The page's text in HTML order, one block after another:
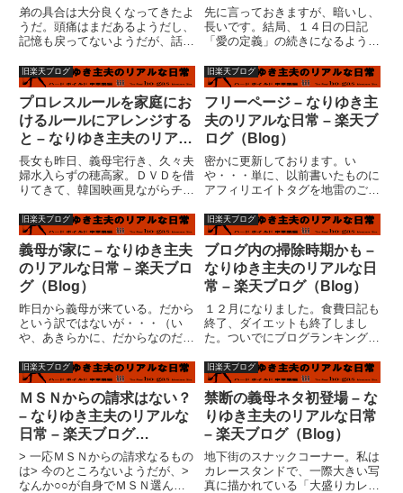
弟の具合は大分良くなってきたよ
うだ。頭痛はまだあるようだし、
記憶も戻ってないようだが、話は
もない。点滴も外れて、病院食も
食べているようだ。まずは一安心
だが、これから先のことを考えな
ければならない。外傷が治っ
て、...
先に言っておきますが、暗いし、
長いです。結局、１４日の日記
「愛の定義」の続きになるような
の観念が私を最も悩ませる。先
日、妻と口論になった理由は、義
母と同居の嫁の会話について。先
週、義母に子供たちを預かっても
ら...
旧楽天ブログ
プロレスルールを家庭にお
けるルールにアレンジする
と – なりゆき主夫のリアル
な日常 – 楽天ブログ
（Blog）
長女も昨日、義母宅行き、久々夫
婦水入らずの穂高家。ＤＶＤを借
りてきて、韓国映画見ながらチゲ
て！）いや、これは「４人の食
卓」っていう、ちょっと怖い系の
話ですから。それから、BJORK
のビデオクリップ集を見てまし
た。...
旧楽天ブログ
フリーページ – なりゆき主
夫のリアルな日常 – 楽天ブ
ログ（Blog）
密かに更新しております。い
や・・・単に、以前書いたものに
アフィリエイトタグを地雷のごと
が・・・・かなり疲れます。２ペ
ージでギブアップ。フリーページ
をいじってて感じた事。書いた順
番変えられないってキツイ。「既
定の...
旧楽天ブログ
義母が家に – なりゆき主夫
のリアルな日常 – 楽天ブロ
グ（Blog）
昨日から義母が来ている。だから
という訳ではないが・・・（い
や、あきらかに、だからなのだ
欠落しました！詳細は後日、出る
かどうか・・・不明。１１月７日
時点での、今月の食費累計、１
７，９２６円。またまたかなりの
ハイペ...
旧楽天ブログ
ブログ内の掃除時期かも –
なりゆき主夫のリアルな日
常 – 楽天ブログ（Blog）
１２月になりました。食費日記も
終了、ダイエットも終了しまし
た。ついでにブログランキングも
（笑）私もこの、楽天広場で日記
というものを書き始めて、日記の
数が４３２。読み返すのもうんざ
り、（というか、殆ど読み返した
事...
旧楽天ブログ
ＭＳＮからの請求はない？
– なりゆき主夫のリアルな
日常 – 楽天ブログ
（Blog）
> 一応ＭＳＮからの請求なるもの
は> 今のところないようだが、>
なんか○○が自身でＭＳＮ選んだ
旧楽天ブログ
禁断の義母ネタ初登場 – な
りゆき主夫のリアルな日常
– 楽天ブログ（Blog）
地下街のスナックコーナー。私は
カレースタンドで、一際大きい写
真に描かれている「大盛りカレ